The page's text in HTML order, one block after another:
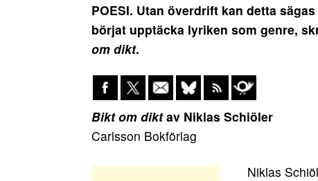
POESI. Utan överdrift kan detta
börjat upptäcka lyriken som genre,
om dikt.
Bikt om diktav Niklas Schiöler
Carlsson Bokförlag
Niklas